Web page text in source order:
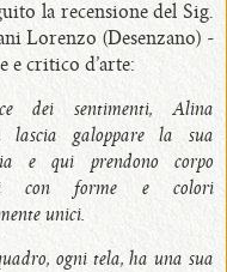
la recensione del Sig.
Lorenzo (Desenzano) -
e critico d’arte:
dei sentimenti, Alina
lascia galoppare la sua
e qui prendono corpo
con forme e colori
unici.
ogni tela, ha una sua